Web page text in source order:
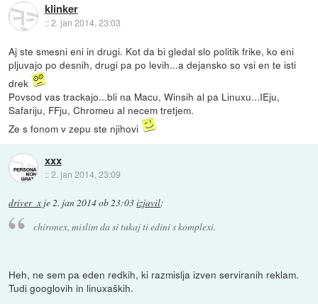
klinker
::2. jan 2014, 23:03
Aj ste smesni eni in drugi. Kot da bi gledal slo politik frike, ko eni
pljuvajo po desnih, drugi pa po levih...a dejansko so vsi en te isti
drek
Povsod vas trackajo...bli na Macu, Winsih al pa Linuxu...IEju,
Safariju, FFju, Chromeu al necem tretjem.
Ze s fonom v zepu ste njihovi
xxx
::2. jan 2014, 23:09
driver_x je2. jan 2014 ob 23:03izjavil:
chironex, mislim da si tukaj ti edini s komplexi.
Heh, ne sem pa eden redkih, ki razmislja izven serviranih reklam.
Tudi googlovih in linuxaških.